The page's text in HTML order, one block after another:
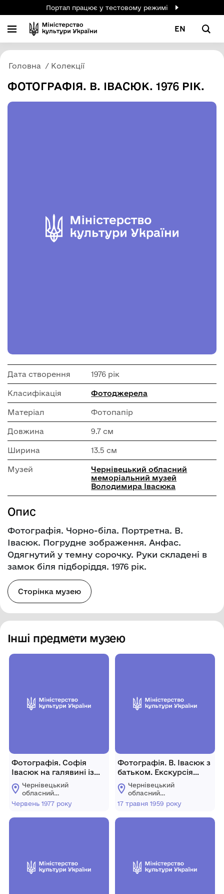
Портал працює у тестовому режимі
EN
Головна Колекції
ФОТОГРАФІЯ. В. ІВАСЮК. 1976 РІК.
Дата створення 1976 рік
Класифікація Фотоджерела
Матеріал Фотопапір
Довжина 9.7 см
Ширина 13.5 см
Музей
Чернівецький обласний
меморіальний музей
Володимира Івасюка
Опис
Фотографія. Чорно-біла. Портретна. В.
Івасюк. Погрудне зображення. Анфас.
Одягнутий у темну сорочку. Руки складені в
замок біля підборіддя. 1976 рік.
Сторінка музею
Інші предмети музею
Фотографія. Софія
Івасюк на галявині із
квітами. М. Трускавець.
Червень 1977 року.
Чернівецький
обласний
меморіальний музей
Володимира Івасюка
Червень 1977 року
Фотографія. В. Івасюк з
батьком. Екскурсія
вчителів Кіцманського
району в Карпатах. 17
травня 1959 року.
Чернівецький
обласний
меморіальний музей
Володимира Івасюка
17 травня 1959 року